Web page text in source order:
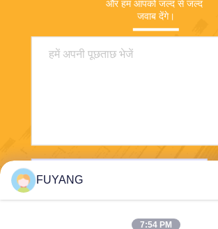
और हम आपको जल्द से जल्द
जवाब देंगे।
FUYANG
7:54 PM